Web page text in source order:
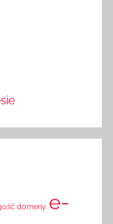
domeny e-